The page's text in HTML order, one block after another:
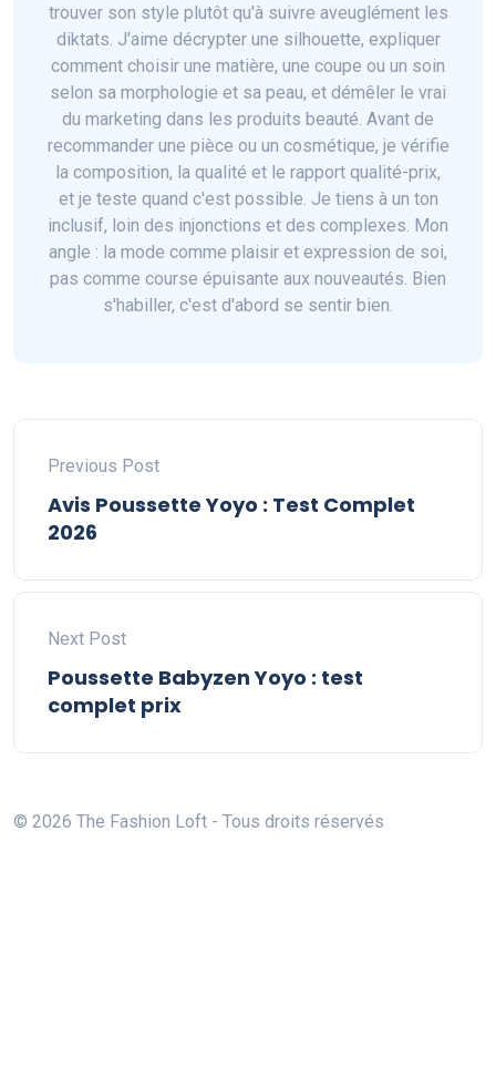
trouver son style plutôt qu'à suivre aveuglément les
diktats. J'aime décrypter une silhouette, expliquer
comment choisir une matière, une coupe ou un soin
selon sa morphologie et sa peau, et démêler le vrai
du marketing dans les produits beauté. Avant de
recommander une pièce ou un cosmétique, je vérifie
la composition, la qualité et le rapport qualité-prix,
et je teste quand c'est possible. Je tiens à un ton
inclusif, loin des injonctions et des complexes. Mon
angle : la mode comme plaisir et expression de soi,
pas comme course épuisante aux nouveautés. Bien
s'habiller, c'est d'abord se sentir bien.
Previous Post
Avis Poussette Yoyo : Test Complet
2026
Next Post
Poussette Babyzen Yoyo : test
complet prix
© 2026 The Fashion Loft - Tous droits réservés